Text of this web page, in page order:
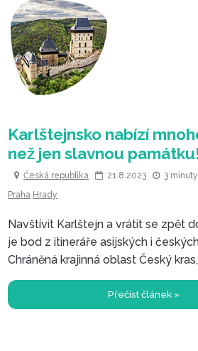
Karlštejnsko nabízí
než jen slavnou
Česká republika 21.8.2023 3
Praha Hrady
Navštívit Karlštejn a vrátit se zpět
je bod z itineráře asijských i
Chráněná krajinná oblast Český
dominanta nachází, nabízí
slovutnou státní památku.Přečíst článek »